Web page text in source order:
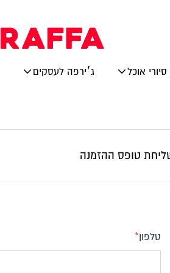
סיורי אוכל ג׳ירפה לעסקים
טופס ההזמנה
טלפון*